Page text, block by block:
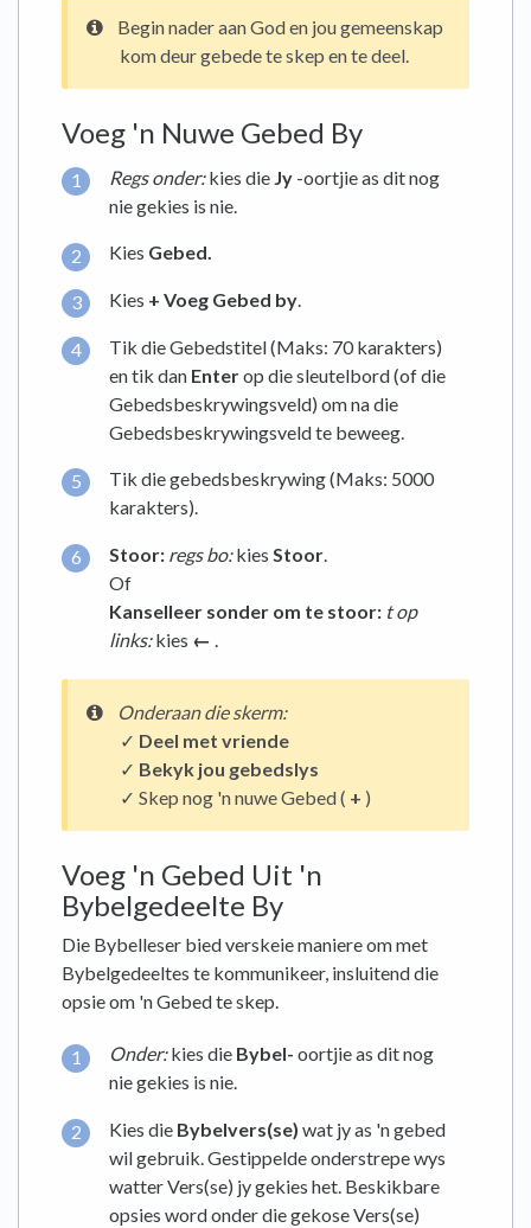
Begin nader aan God en jou gemeenskap
kom deur gebede te skep en te deel.
Voeg 'n Nuwe Gebed By
Regs onder:kies die Jy -oortjie as dit nog
nie gekies is nie.
Kies Gebed.
Kies + Voeg Gebed by.
Tik die Gebedstitel (Maks: 70 karakters)
en tik dan Enterop die sleutelbord (of die
Gebedsbeskrywingsveld) om na die
Gebedsbeskrywingsveld te beweeg.
Tik die gebedsbeskrywing (Maks: 5000
karakters).
Stoor: regs bo:kies Stoor.
Of
Kanselleer sonder om te stoor: t op
links:kies ← .
Onderaan die skerm:
✓ Deel met vriende
✓ Bekyk jou gebedslys
✓ Skep nog 'n nuwe Gebed ( + )
Voeg 'n Gebed Uit 'n
Bybelgedeelte By
Die Bybelleser bied verskeie maniere om met
Bybelgedeeltes te kommunikeer, insluitend die
opsie om 'n Gebed te skep.
Onder:kies die Bybel- oortjie as dit nog
nie gekies is nie.
Kies die Bybelvers(se) wat jy as 'n gebed
wil gebruik. Gestippelde onderstrepe wys
watter Vers(se) jy gekies het. Beskikbare
opsies word onder die gekose Vers(se)